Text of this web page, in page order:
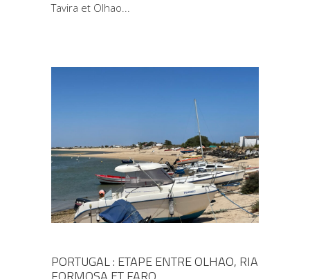
Tavira et Olhao
PORTUGAL : ETAPE ENTRE OLHAO, RIA